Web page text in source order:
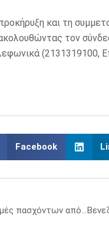
προκήρυξη και τη
τον
(2131319100,
Facebook